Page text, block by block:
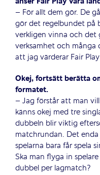
– För allt dem gör. De
gör det regelbundet på
verkligen vinna och det
verksamhet och
att jag värderar Fair
Okej, fortsätt berätta
formatet.
– Jag förstår att man
känns okej med tre
dubbeln blir viktig
matchrundan. Det
spelarna bara får spela
Ska man flyga in
dubbel per lagmatch?